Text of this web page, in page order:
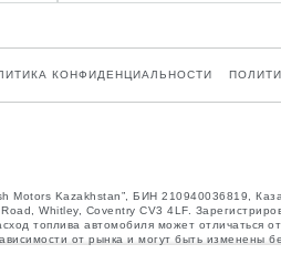
КОНФИДЕНЦИАЛЬНОСТИ
Motors Kazakhstan”, БИН 210940036819,
Whitley, Coventry CV3 4LF.
топлива автомобиля может отличаться
от рынка и могут быть